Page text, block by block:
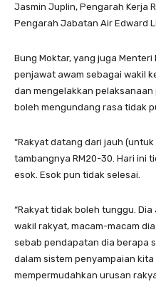
Jasmin Juplin, Pengarah Kerja
Pengarah Jabatan Air Edward
Bung Moktar, yang juga Menteri
penjawat awam sebagai wakil
dan mengelakkan
boleh mengundang rasa tidak
“Rakyat datang dari jauh
tambangnya RM20-30. Hari ini
esok. Esok pun tidak selesai.
“Rakyat tidak boleh tunggu.
wakil rakyat, macam-macam
sebab pendapatan dia berapa
dalam sistem penyampaian
mempermudahkan urusan